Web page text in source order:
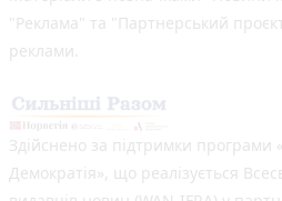
"Реклама" та "Партнерський
реклами.
Здійснено за підтримки програми
Демократія», що реалізується